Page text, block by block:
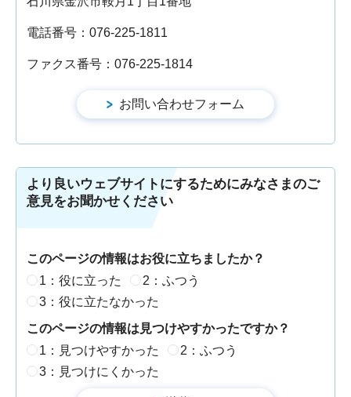
電話番号：076-225-1811
ファクス番号：076-225-1814
より良いウェブサイトにするためにみなさまのご
意見をお聞かせください
このページの情報はお役に立ちましたか？
1：役に立った
2：ふつう
3：役に立たなかった
このページの情報は見つけやすかったですか？
1：見つけやすかった
2：ふつう
3：見つけにくかった